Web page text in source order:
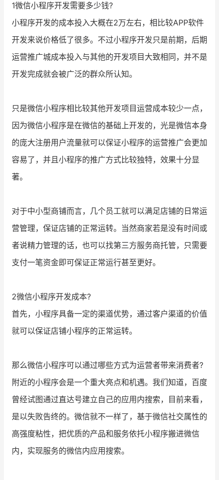
1微信小程序开发需要多少钱?
小程序开发的成本投入大概在2万左右，相比较APP软件
开发来说价格低了很多。不过小程序开发只是前期，后期
运营推广城成本投入与其他的开发项目大致相同，并不是
开发完成就会被广泛的群众所认知。
只是微信小程序相比较其他开发项目运营成本较少一点，
因为微信小程序是在微信的基础上开发的，光是微信本身
的庞大注册用户流量就可以保证小程序的运营推广会更加
容易了，并且小程序的推广方式比较独特，效果十分显
著。
对于中小型商铺而言，几个员工就可以满足店铺的日常运
营管理，保证店铺的正常运转。当然商家若是没有时间或
者说精力管理的话，也可以找第三方服务商托管，只需要
支付一笔资金即可保证正常运行甚至更好。
2微信小程序开发成本?
首先，小程序具备一定的渠道优势，通过客户渠道的价值
就可以保证店铺小程序的正常运转。
那么微信小程序可以通过哪些方式为运营者带来消费者?
附近的小程序会是一个重大亮点和机遇。我们知道，百度
曾经试图通过直达号建立自己的应用内搜索，目前来看，
是以失败告终的。微信就不一样了，基于微信社交属性的
高强度粘性，把优质的产品和服务依托小程序搬进微信
内，实现服务的微信内应用搜索。